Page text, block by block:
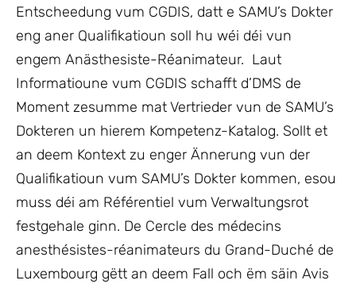
Entscheedung vum CGDIS, datt e SAMU’s Dokter
eng aner Qualifikatioun soll hu wéi déi vun
engem Anästhesiste-Réanimateur. Laut
Informatioune vum CGDIS schafft d’DMS de
Moment zesumme mat Vertrieder vun de SAMU’s
Dokteren un hierem Kompetenz-Katalog. Sollt et
an deem Kontext zu enger Ännerung vun der
Qualifikatioun vum SAMU’s Dokter kommen, esou
muss déi am Référentiel vum Verwaltungsrot
festgehale ginn. De Cercle des médecins
anesthésistes-réanimateurs du Grand-Duché de
Luxembourg gëtt an deem Fall och ëm säin Avis